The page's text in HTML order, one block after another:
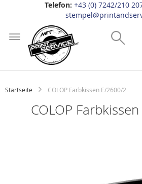
Telefon: +43 (0) 7242/210
Inhalt
springen
Startseite COLOP Farbkissen E/2600/2
COLOP